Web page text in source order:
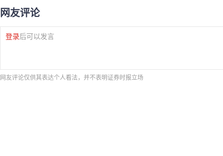
网友评论
登录后可以发言
网友评论仅供其表达个人看法，并不表明证券时报立场